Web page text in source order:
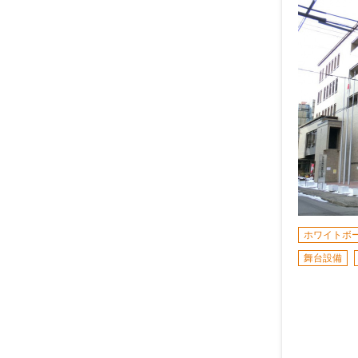
ホワイトボ
舞台設備